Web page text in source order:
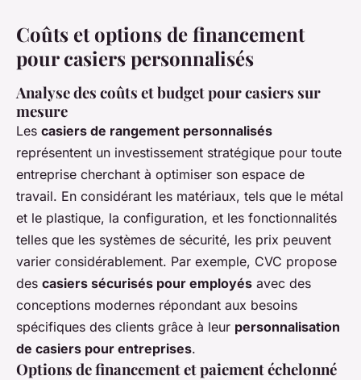
Coûts et options de financement
pour casiers personnalisés
Analyse des coûts et budget pour casiers sur
mesure
Les casiers de rangement personnalisés
représentent un investissement stratégique pour toute
entreprise cherchant à optimiser son espace de
travail. En considérant les matériaux, tels que le métal
et le plastique, la configuration, et les fonctionnalités
telles que les systèmes de sécurité, les prix peuvent
varier considérablement. Par exemple, CVC propose
des casiers sécurisés pour employés avec des
conceptions modernes répondant aux besoins
spécifiques des clients grâce à leur personnalisation
de casiers pour entreprises.
Options de financement et paiement échelonné